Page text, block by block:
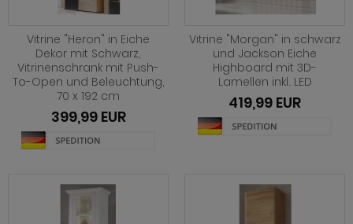
Vitrine "Heron" in Eiche
Dekor mit Schwarz,
Vitrinenschrank mit Push-
To-Open und Beleuchtung,
70 x 192 cm
399,99 EUR
Vitrine "Morgan" in schwarz
und Jackson Eiche
Highboard mit 3D-
Lamellen inkl. LED
419,99 EUR
Vestland
Ward